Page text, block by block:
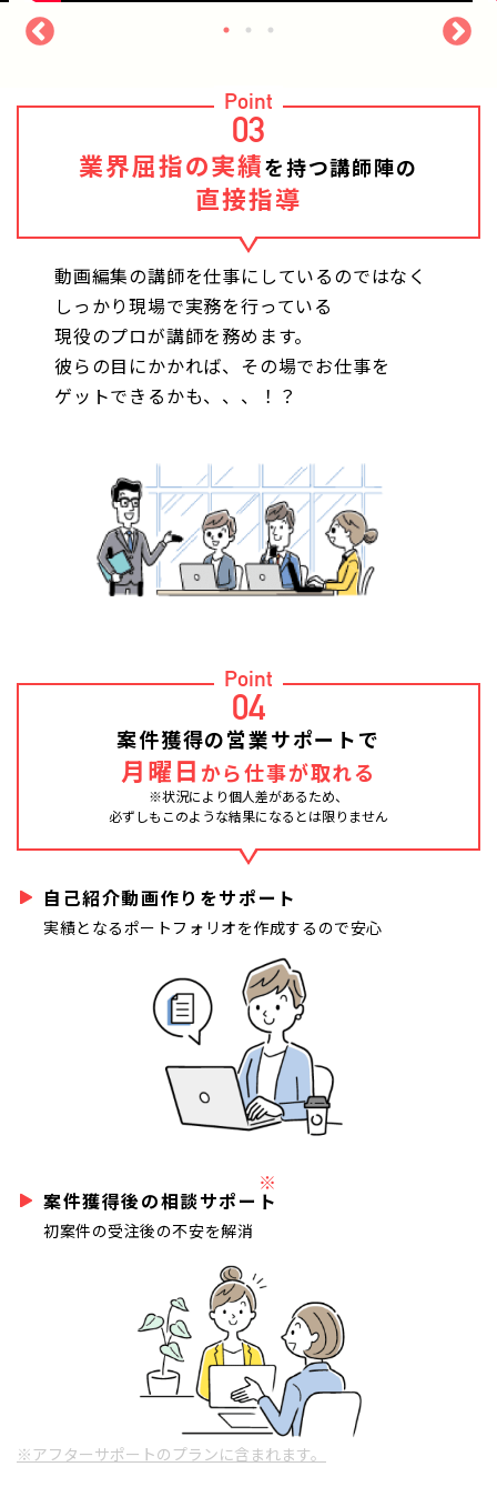
Point
03
業界屈指の実績を持つ講師陣の
直接指導
動画編集の講師を仕事にしているのではなく
しっかり現場で実務を行っている
現役のプロが講師を務めます。
彼らの目にかかれば、その場でお仕事を
ゲットできるかも、、、！？
Point
04
案件獲得の営業サポートで
月曜日 から仕事が取れる
※状況により個人差があるため、
必ずしもこのような結果になるとは限りません
自己紹介動画作りをサポート
実績となるポートフォリオを作成するので安心
案件獲得後の相談サポート
※
初案件の受注後の不安を解消
※アフターサポートのプランに含まれます。